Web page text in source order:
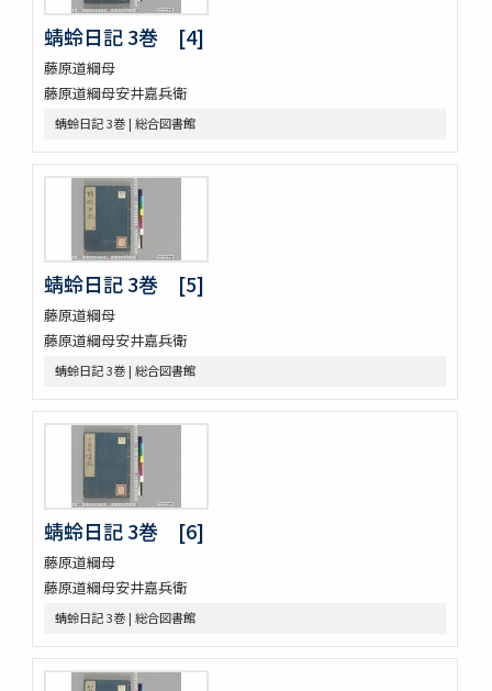
日蓮聖人註画畫讃 5巻
をりをりくさ 4巻
増補洞房語園 2巻
高尾考
改元定記
源語秘訣
勢語圖説抄 5巻
落窪物語 4巻
連哥證哥
法隆寺伽藍縁起并流記資財事
倭屋一家言 3巻
伊勢千句註
元禄版東海道驛路記
つれつれ草拾遺
卜養狂哥集 2巻
播州舊記
四季物語
すみよし物語
本朝續文粹 13巻
紀伊國牟婁郡色川村色川氏藏文書
樋口殿之記 3巻
大鏡 (存2巻)
壬戌羇旅漫録 2巻
明徳記 3巻
薩摩國風土記
蜻蛉日記 3巻 [4]
藤原道綱母
藤原道綱母安井嘉兵衛
蜻蛉日記 3巻 | 総合図書館
蜻蛉日記 3巻 [5]
藤原道綱母
藤原道綱母安井嘉兵衛
蜻蛉日記 3巻 | 総合図書館
蜻蛉日記 3巻 [6]
藤原道綱母
藤原道綱母安井嘉兵衛
蜻蛉日記 3巻 | 総合図書館